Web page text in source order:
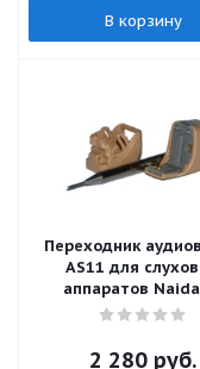
В корзину
Переходник
AS11 для
аппаратов Naida
2 280 руб.